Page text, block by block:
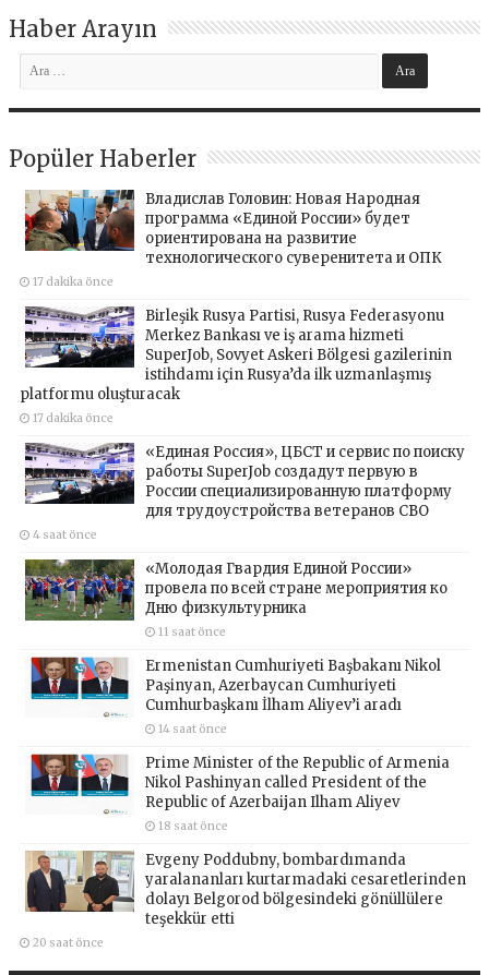
Haber Arayın
Popüler Haberler
Владислав Головин: Новая Народная
программа «Единой России» будет
ориентирована на развитие
технологического суверенитета и ОПК
17 dakika önce
Birleşik Rusya Partisi, Rusya Federasyonu
Merkez Bankası ve iş arama hizmeti
SuperJob, Sovyet Askeri Bölgesi gazilerinin
istihdamı için Rusya’da ilk uzmanlaşmış
platformu oluşturacak
17 dakika önce
«Единая Россия», ЦБСТ и сервис по поиску
работы SuperJob создадут первую в
России специализированную платформу
для трудоустройства ветеранов СВО
4 saat önce
«Молодая Гвардия Единой России»
провела по всей стране мероприятия ко
Дню физкультурника
11 saat önce
Ermenistan Cumhuriyeti Başbakanı Nikol
Paşinyan, Azerbaycan Cumhuriyeti
Cumhurbaşkanı İlham Aliyev’i aradı
14 saat önce
Prime Minister of the Republic of Armenia
Nikol Pashinyan called President of the
Republic of Azerbaijan Ilham Aliyev
18 saat önce
Evgeny Poddubny, bombardımanda
yaralananları kurtarmadaki cesaretlerinden
dolayı Belgorod bölgesindeki gönüllülere
teşekkür etti
20 saat önce